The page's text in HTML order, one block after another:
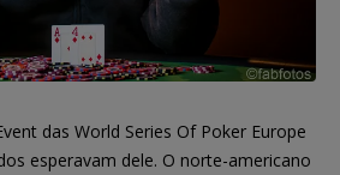
das World Series Of Poker Europe
esperavam dele. O norte-americano